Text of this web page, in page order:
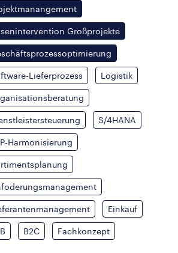
Großprojekte
Lieferprozess Logistik
S/4HANA
Harmonisierung
Einkauf
B2C Fachkonzept